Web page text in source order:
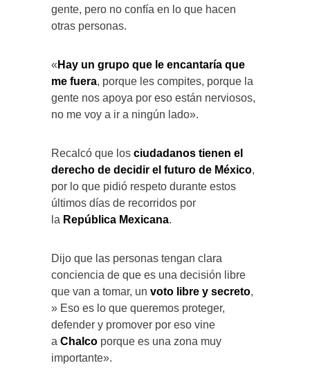
gente, pero no confía en lo que hacen
otras personas.
« Hay un grupo que le encantaría que
me fuera, porque les compites, porque la
gente nos apoya por eso están nerviosos,
no me voy a ir a ningún lado».
Recalcó que los ciudadanos tienen el
derecho de decidir el futuro de México,
por lo que pidió respeto durante estos
últimos días de recorridos por
la República Mexicana.
Dijo que las personas tengan clara
conciencia de que es una decisión libre
que van a tomar, un voto libre y secreto,
» Eso es lo que queremos proteger,
defender y promover por eso vine
a Chalco porque es una zona muy
importante».